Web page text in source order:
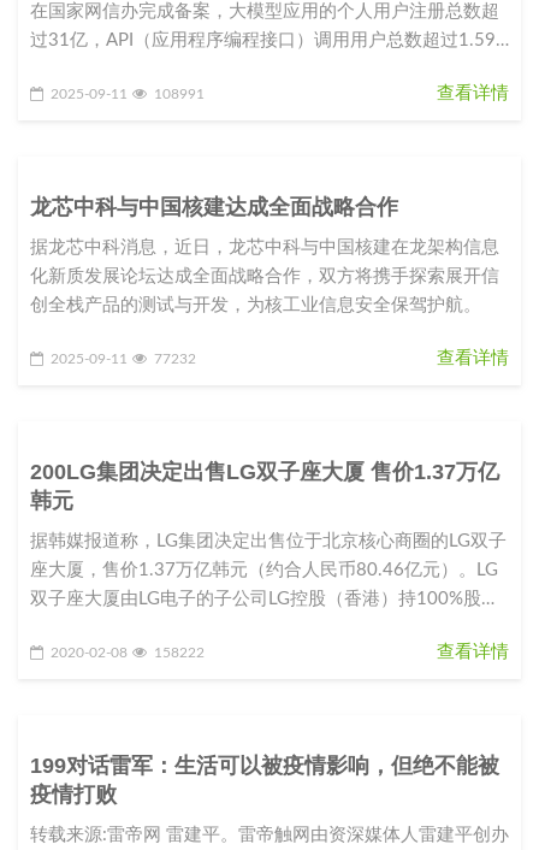
在国家网信办完成备案，大模型应用的个人用户注册总数超
过31亿，API（应用程序编程接口）调用用户总数超过1.59
2025-09-11 108991 查看详情
龙芯中科与中国核建达成全面战略合作
据龙芯中科消息，近日，龙芯中科与中国核建在龙架构信息
化新质发展论坛达成全面战略合作，双方将携手探索展开信
创全栈产品的测试与开发，为核工业信息安全保驾护航。
2025-09-11 77232 查看详情
200LG集团决定出售LG双子座大厦 售价1.37万亿
韩元
据韩媒报道称，LG集团决定出售位于北京核心商圈的LG双子
座大厦，售价1.37万亿韩元（约合人民币80.46亿元）。LG
双子座大厦由LG电子的子公司LG控股（香港）持100%股
2020-02-08 158222 查看详情
199对话雷军：生活可以被疫情影响，但绝不能被
疫情打败
转载来源:雷帝网 雷建平。雷帝触网由资深媒体人雷建平创办